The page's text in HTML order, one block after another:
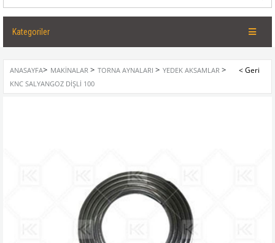
Kategoriler
ANASAYFA> MAKINALAR > TORNA AYNALARI > YEDEK AKSAMLAR >
KNC SALYANGOZ DIŞLI 100